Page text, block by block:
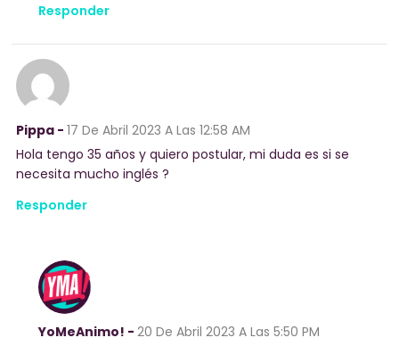
Responder
Pippa - 17 De Abril 2023 A Las 12:58 AM
Hola tengo 35 años y quiero postular, mi duda es si se
necesita mucho inglés ?
Responder
YoMeAnimo! - 20 De Abril 2023 A Las 5:50 PM